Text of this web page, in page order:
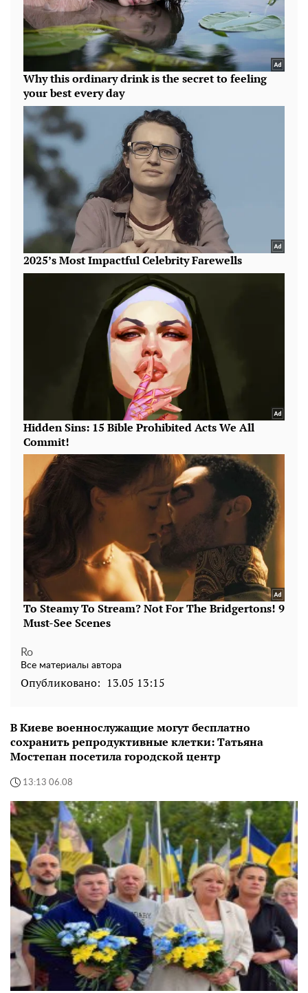
Ro
Все материалы автора
Опубликовано: 13.05 13:15
В Киеве военнослужащие могут бесплатно
сохранить репродуктивные клетки: Татьяна
Мостепан посетила городской центр
13:13 06.08